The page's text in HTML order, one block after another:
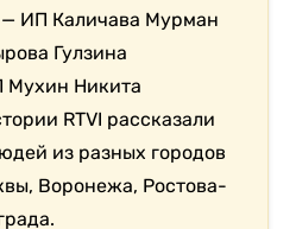
ИП Каличава Мурман
Гулзина
Мухин Никита
RTVI рассказали
из разных городов
Воронежа, Ростова-